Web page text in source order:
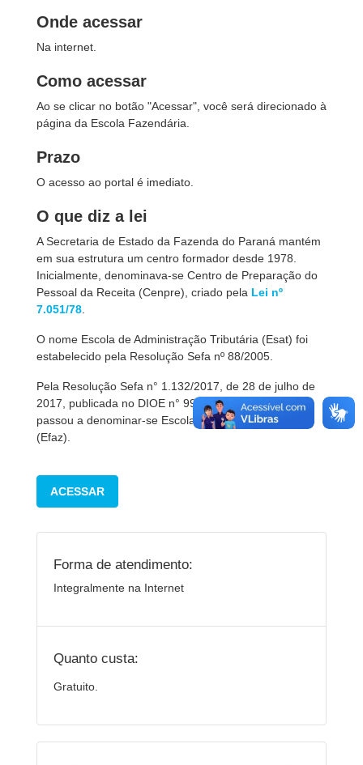
Onde acessar
Na internet.
Como acessar
Ao se clicar no botão "Acessar", você será direcionado à
página da Escola Fazendária.
Prazo
O acesso ao portal é imediato.
O que diz a lei
A Secretaria de Estado da Fazenda do Paraná mantém
em sua estrutura um centro formador desde 1978.
Inicialmente, denominava-se Centro de Preparação do
Pessoal da Receita (Cenpre), criado pela Lei nº
7.051/78
O nome Escola de Administração Tributária (Esat) foi
estabelecido pela Resolução Sefa nº 88/2005.
Pela Resolução Sefa n° 1.132/2017, de 28 de julho de
2017, publicada no DIOE n° 9999, o centro formador
passou a denominar-se Escola Fazendária do Paraná
(Efaz).
ACESSAR
Forma de atendimento:
Integralmente na Internet
Quanto custa:
Gratuito.